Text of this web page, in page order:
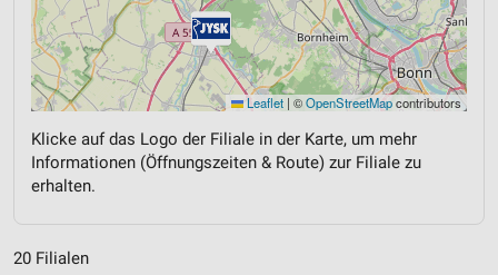
Leaflet | ©OpenStreetMapcontributors
Klicke auf das Logo der Filiale in der Karte, um mehr
Informationen (Öffnungszeiten & Route) zur Filiale zu
erhalten.
20 Filialen